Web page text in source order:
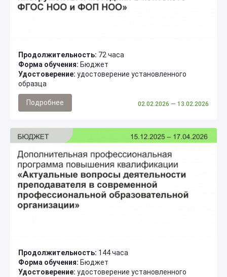
Продолжительность: 72 часа
Форма обучения: Бюджет
Удостоверение: удостоверение установленного
образца
Подробнее 02.02.2026 — 13.02.2026
Продолжительность: 144 часа
Форма обучения: Бюджет
Удостоверение: удостоверение установленного